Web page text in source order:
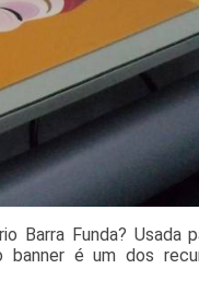
Barra Funda? Usada
é um dos